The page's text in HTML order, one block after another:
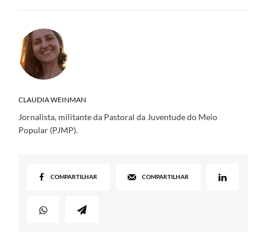
CLAUDIA WEINMAN
Jornalista, militante da Pastoral da Juventude do Meio
Popular (PJMP).
COMPARTILHAR COMPARTILHAR